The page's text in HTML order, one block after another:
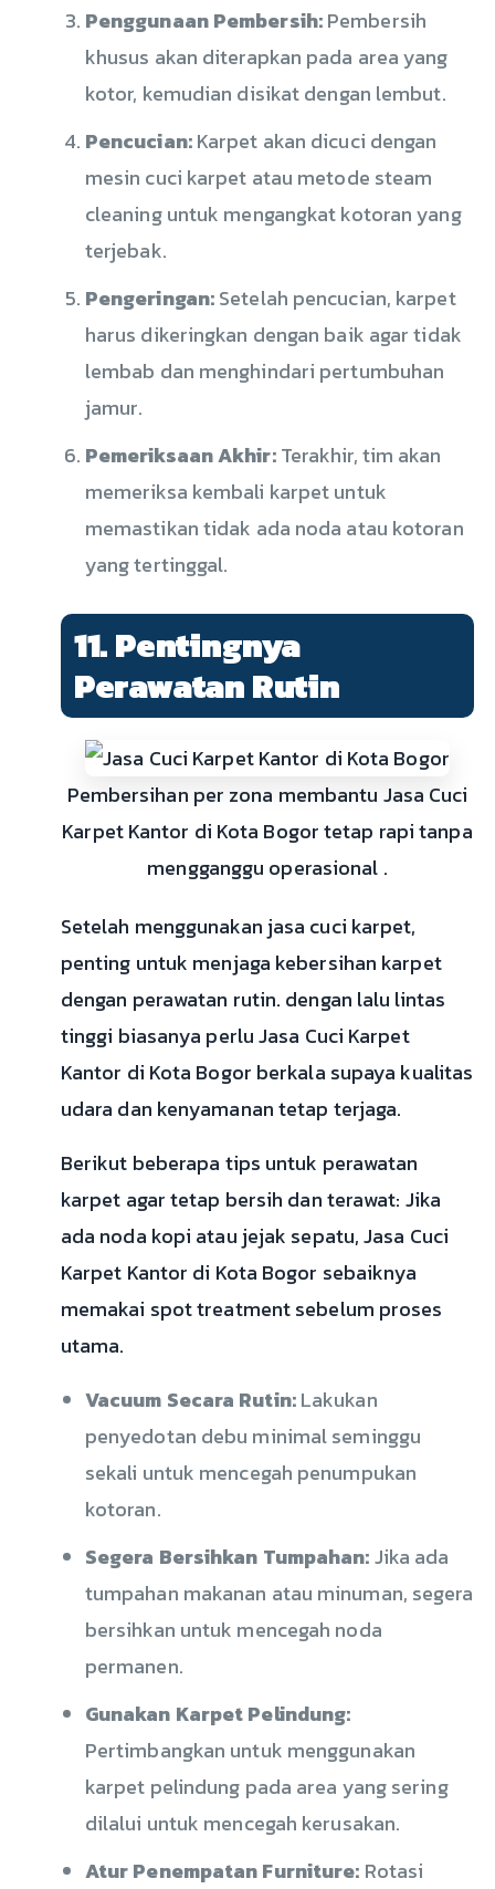
Penggunaan Pembersih:Pembersih
khusus akan diterapkan pada area yang
kotor, kemudian disikat dengan lembut.
Pencucian:Karpet akan dicuci dengan
mesin cuci karpet atau metode steam
cleaning untuk mengangkat kotoran yang
terjebak.
Pengeringan:Setelah pencucian, karpet
harus dikeringkan dengan baik agar tidak
lembab dan menghindari pertumbuhan
jamur.
Pemeriksaan Akhir:Terakhir, tim akan
memeriksa kembali karpet untuk
memastikan tidak ada noda atau kotoran
yang tertinggal.
11. Pentingnya
Perawatan Rutin
Pembersihan per zona membantu Jasa Cuci
Karpet Kantor di Kota Bogor tetap rapi tanpa
mengganggu operasional .
Setelah menggunakan jasa cuci karpet,
penting untuk menjaga kebersihan karpet
dengan perawatan rutin. dengan lalu lintas
tinggi biasanya perlu Jasa Cuci Karpet
Kantor di Kota Bogor berkala supaya kualitas
udara dan kenyamanan tetap terjaga.
Berikut beberapa tips untuk perawatan
karpet agar tetap bersih dan terawat: Jika
ada noda kopi atau jejak sepatu, Jasa Cuci
Karpet Kantor di Kota Bogor sebaiknya
memakai spot treatment sebelum proses
utama.
Vacuum Secara Rutin:Lakukan
penyedotan debu minimal seminggu
sekali untuk mencegah penumpukan
kotoran.
Segera Bersihkan Tumpahan:Jika ada
tumpahan makanan atau minuman, segera
bersihkan untuk mencegah noda
permanen.
Gunakan Karpet Pelindung:
Pertimbangkan untuk menggunakan
karpet pelindung pada area yang sering
dilalui untuk mencegah kerusakan.
Atur Penempatan Furniture: Rotasi